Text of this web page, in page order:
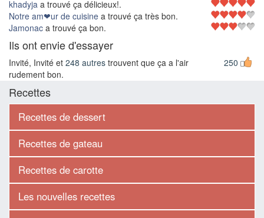
khadyja a trouvé ça délicieux!.
Notre am❤ur de cuisine a trouvé ça très bon.
Jamonac a trouvé ça bon.
Ils ont envie d'essayer
250
Invité, Invité et 248 autres trouvent que ça a l'air
rudement bon.
Recettes
Recettes de dessert
Recettes de gateau
Recettes de carotte
Les nouvelles recettes